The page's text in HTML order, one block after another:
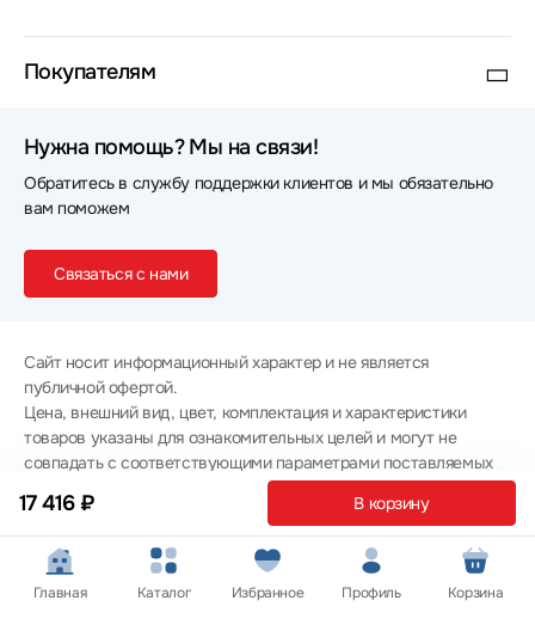
17 416 ₽ В корзину
Покупателям
Нужна помощь? Мы на связи!
Обратитесь в службу поддержки клиентов и мы обязательно
вам поможем
Связаться с нами
Сайт носит информационный характер и не является
публичной офертой.
Цена, внешний вид, цвет, комплектация и характеристики
товаров указаны для ознакомительных целей и могут не
совпадать с соответствующими параметрами поставляемых
товаров - уточняйте информацию у менеджера при
оформлении заказа.
Политика конфиденциальности
© 2012 — 2026 ООО «Эпл Тэк»
Главная Каталог Избранное Профиль Корзина